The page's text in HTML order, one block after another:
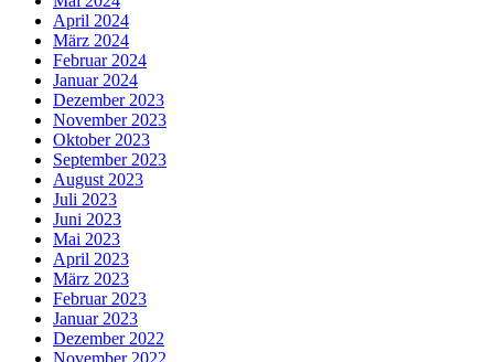
April 2024
März 2024
Februar 2024
Januar 2024
Dezember 2023
November 2023
Oktober 2023
September 2023
August 2023
Juli 2023
Juni 2023
Mai 2023
April 2023
März 2023
Februar 2023
Januar 2023
Dezember 2022